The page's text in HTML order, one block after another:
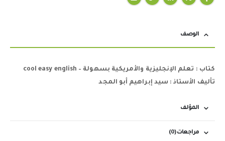
الوصف
كتاب : تعلم الإنجليزية والأمريكية بسهولة – cool easy english
تأليف الأستاذ : سيد إبراهيم أبو المجد
المؤلف
مراجعات (0)